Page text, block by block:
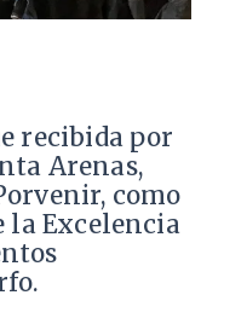
recibida por
Arenas,
como
la Excelencia